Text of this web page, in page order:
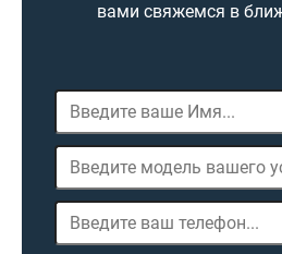
вами свяжемся в